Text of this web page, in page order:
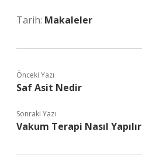
Tarih: Makaleler
Önceki Yazı
Saf Asit Nedir
Sonraki Yazı
Vakum Terapi Nasıl Yapılır